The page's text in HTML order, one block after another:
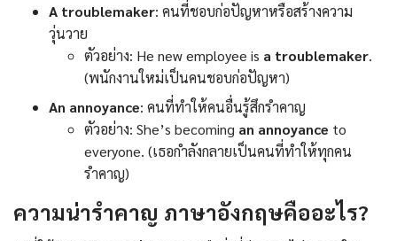
A troublemaker: คนที่ชอบก่อปัญหาหรือสร้างความ
วุ่นวาย
ตัวอย่าง: He new employee is a troublemaker.
(พนักงานใหม่เป็นคนชอบก่อปัญหา)
An annoyance: คนที่ทำให้คนอื่นรู้สึกรำคาญ
ตัวอย่าง: She’s becoming an annoyance to
everyone. (เธอกำลังกลายเป็นคนที่ทำให้ทุกคน
รำคาญ)
ความน่ารำคาญ ภาษาอังกฤษคืออะไร?